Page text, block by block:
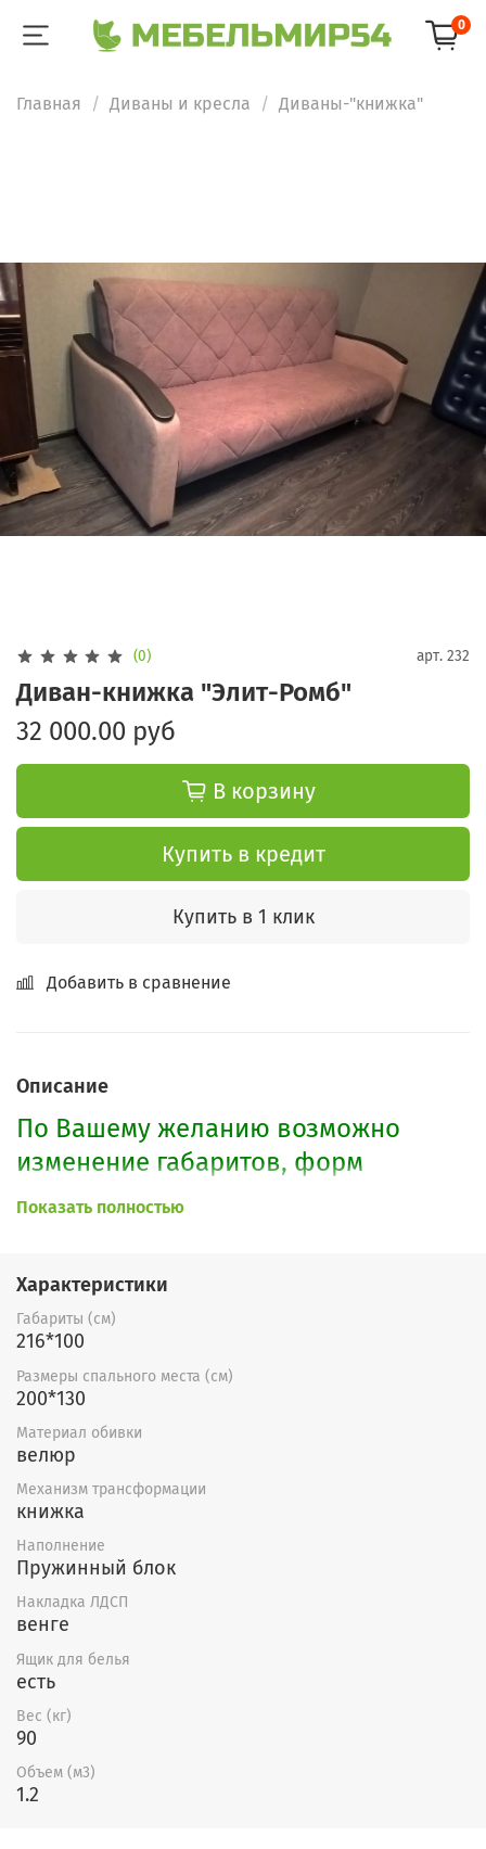
0
Главная Диваны и кресла Диваны-"книжка"
(0) арт. 232
Диван-книжка "Элит-Ромб"
32 000.00 руб
В корзину
Купить в кредит
Купить в 1 клик
Добавить в сравнение
Описание
По Вашему желанию возможно
изменение габаритов, форм
подлокотников, декоров и
Показать полностью
Характеристики
Габариты (см)
216*100
Размеры спального места (см)
200*130
Материал обивки
велюр
Механизм трансформации
книжка
Наполнение
Пружинный блок
Накладка ЛДСП
венге
Ящик для белья
есть
Вес (кг)
90
Объем (м3)
1.2